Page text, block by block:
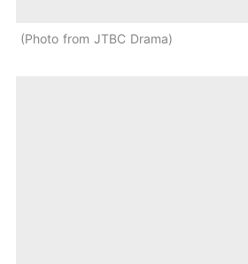
Photo from JTBC Drama